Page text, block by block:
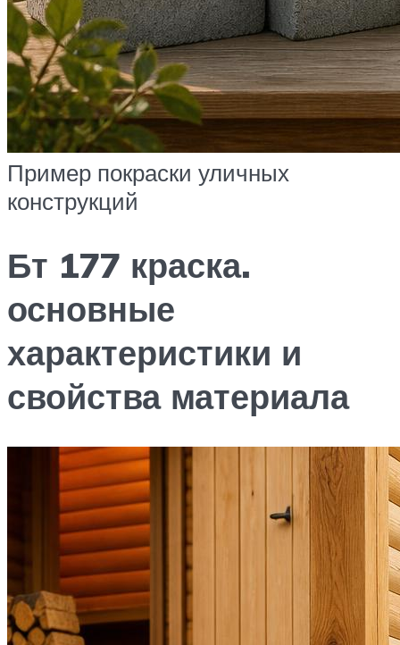
Пример покраски уличных
конструкций
Бт 177 краска.
основные
характеристики и
свойства материала